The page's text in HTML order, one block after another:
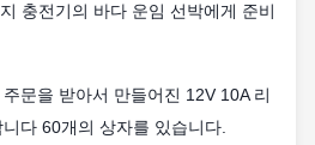
충전기의 바다 운임 선박에게 준비
문을 받아서 만들어진 12V 10A 리
다 60개의 상자를 있습니다.